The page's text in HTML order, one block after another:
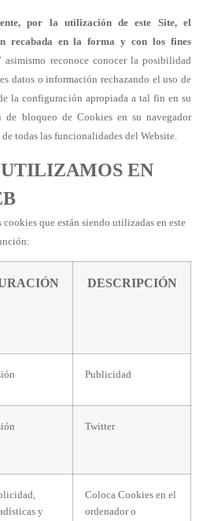
por la utilización de este Site, el
recabada en la forma y con los fines
asimismo reconoce conocer la posibilidad
datos o información rechazando el uso de
la configuración apropiada a tal fin en su
de bloqueo de Cookies en su navegador
todas las funcionalidades del Website.
EN
que están siendo utilizadas en este
DESCRIPCIÓN
Publicidad
Twitter
y
Coloca Cookies en el
ordenador o